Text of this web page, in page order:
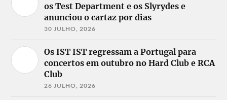
os Test Department e os Slyrydes e
anunciou o cartaz por dias
30 JULHO, 2026
Os IST IST regressam a Portugal para
concertos em outubro no Hard Club e RCA
Club
26 JULHO, 2026